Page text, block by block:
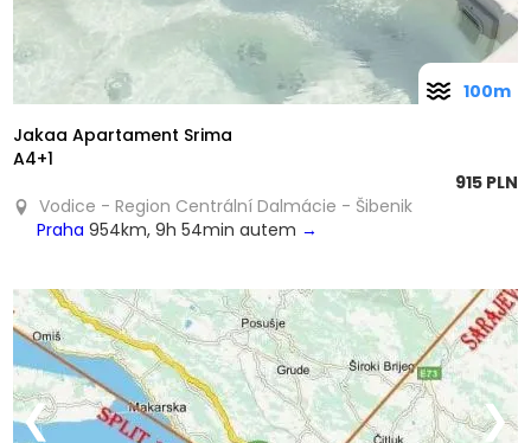
Jakaa Apartament Srima
A4+1
915 PLN
Vodice - Region Centrální Dalmácie - Šibenik
Praha 954km, 9h 54min autem →
100m
❮ ❯